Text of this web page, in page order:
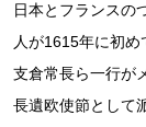
日本とフランスの
人が1615年に初め
支倉常長ら一行が
長遺欧使節として